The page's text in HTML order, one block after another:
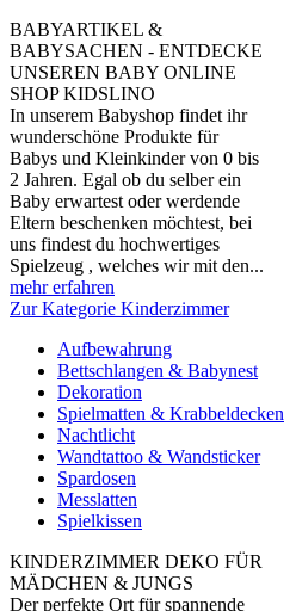
BABYARTIKEL &
BABYSACHEN - ENTDECKE
UNSEREN BABY ONLINE
SHOP KIDSLINO
In unserem Babyshop findet ihr
wunderschöne Produkte für
Babys und Kleinkinder von 0 bis
2 Jahren. Egal ob du selber ein
Baby erwartest oder werdende
Eltern beschenken möchtest, bei
uns findest du hochwertiges
Spielzeug , welches wir mit den...
mehr erfahren
Zur Kategorie Kinderzimmer
Aufbewahrung
Bettschlangen & Babynest
Dekoration
Spielmatten & Krabbeldecken
Nachtlicht
Wandtattoo & Wandsticker
Spardosen
Messlatten
Spielkissen
KINDERZIMMER DEKO FÜR
MÄDCHEN & JUNGS
Der perfekte Ort für spannende